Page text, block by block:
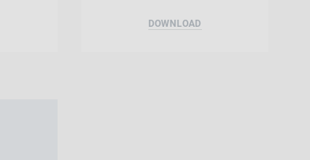
DOWNLOAD